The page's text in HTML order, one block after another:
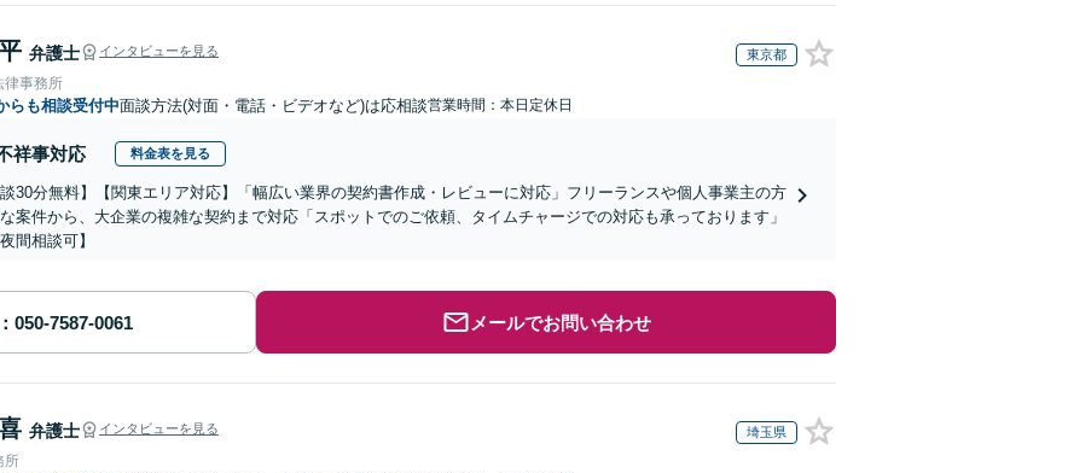
弁護士 インタビューを見る 東京都
律事務所
らも相談受付中面談方法(対面・電話・ビデオなど)は応相談営業時間：本日定休日
祥事対応 料金表を見る
談30分無料】【関東エリア対応】「幅広い業界の契約書作成・レビューに対応」フリーランスや個人事業主の方
案件から、大企業の複雑な契約まで対応「スポットでのご依頼、タイムチャージでの対応も承っております」
間相談可】
メールでお問い合わせ
弁護士 インタビューを見る 埼玉県
所